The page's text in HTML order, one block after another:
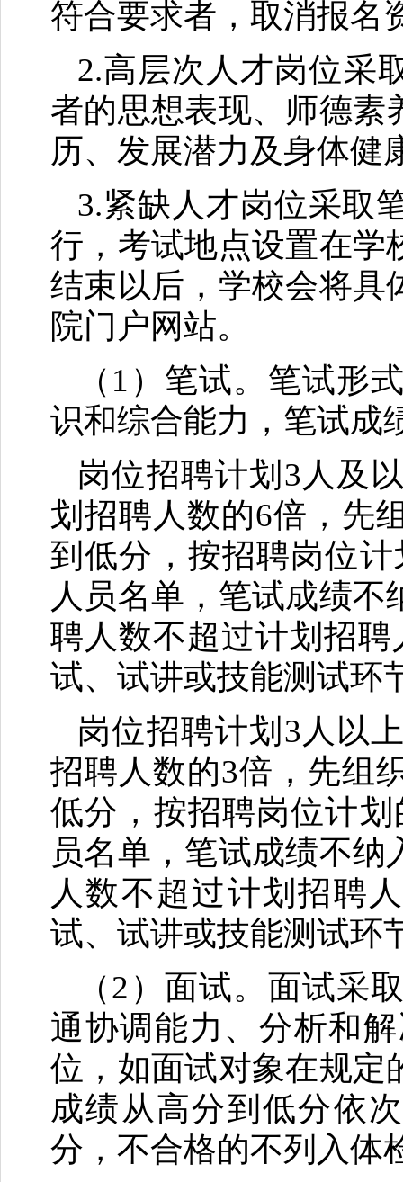
符合要求者，取消报名
2.高层次人才岗位采
者的思想表现、师德素
历、发展潜力及身体健
3.紧缺人才岗位采取
行，考试地点设置在学
结束以后，学校会将具
院门户网站。
（1）笔试。笔试形
识和综合能力，笔试成
岗位招聘计划3人及
划招聘人数的6倍，先
到低分，按招聘岗位
人员名单，笔试成绩
聘人数不超过计划招
试、试讲或技能测试环
岗位招聘计划3人以
招聘人数的3倍，先组
低分，按招聘岗位计
员名单，笔试成绩不
人数不超过计划招聘
试、试讲或技能测试环
（2）面试。面试采
通协调能力、分析和
位，如面试对象在规定
成绩从高分到低分依
分，不合格的不列入体